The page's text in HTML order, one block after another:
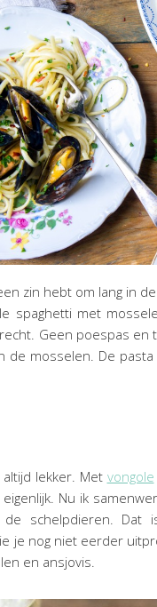
zin hebt om lang in
spaghetti met
Geen poespas
de mosselen. De
lekker. Met vongole
Nu ik
schelpdieren. Dat
je nog niet eerder
en ansjovis.